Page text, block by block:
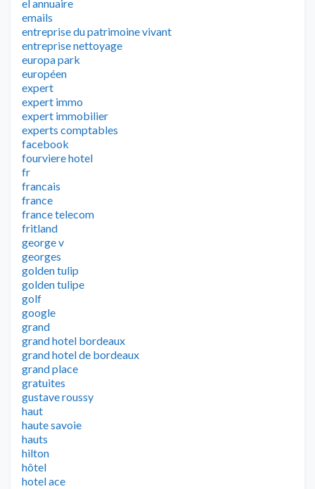
el annuaire
emails
entreprise du patrimoine vivant
entreprise nettoyage
europa park
européen
expert
expert immo
expert immobilier
experts comptables
facebook
fourviere hotel
fr
francais
france
france telecom
fritland
george v
georges
golden tulip
golden tulipe
golf
google
grand
grand hotel bordeaux
grand hotel de bordeaux
grand place
gratuites
gustave roussy
haut
haute savoie
hauts
hilton
hôtel
hotel ace